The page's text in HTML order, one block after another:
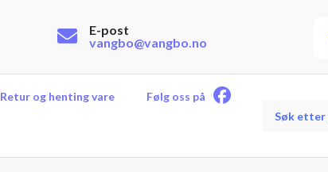
E-post
vangbo@vangbo.no
Retur og henting vare Følg oss på
search